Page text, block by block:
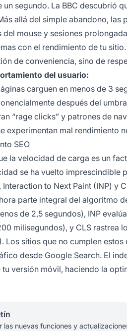
segundo. La BBC descubrió
allá del simple abandono,
mouse y sesiones
con el rendimiento de tu
de conveniencia, sino de
del usuario:
carguen en menos de 3
después del
“rage clicks” y patrones de
experimentan mal rendimiento
SEO
la velocidad de carga es un
se ha vuelto imprescindible
Interaction to Next Paint (INP)
parte integral del algoritmo
de 2,5 segundos), INP
milisegundos), y CLS rastrea
Los sitios que no cumplen
desde Google Search. El
versión móvil, haciendo la
las nuevas funciones y